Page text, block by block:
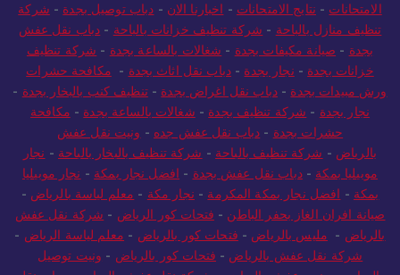
الامتحانات - نتايج الامتحانات - اخبارنا الان - دباب توصيل بجدة - شركة
تنظيف منازل بالباحة - شركة تنظيف خزانات بالباحة - دباب نقل عفش
بجدة - صيانة مكيفات بجدة - شغالات بالساعة بجدة - شركة تنظيف
خزانات بجدة - نجار بجدة - دباب نقل اثاث بجدة - مكافحة حشرات
ورش مبيدات بجدة -دباب نقل اغراض بجدة -تنظيف كنب بالبخار بجدة -
نجار بجدة - شركة تنظيف بجدة - شغالات بالساعة بجدة - مكافحة
حشرات بجدة - دباب نقل عفش جده - ونيت نقل عفش
بالرياض - شركة تنظيف بالباحة - شركة تنظيف بالبخار بالباحة - نجار
موبيليا بمكة -دباب نقل عفش بجدة - افضل نجار بمكة - نجار موبيليا
بمكة - افضل نجار بمكة المكرمة - نجار مكة - معلم لياسة بالرياض -
صيانة افران الغاز بحفر الباطن - فتحات كور الرياض - شركة نقل عفش
بالرياض - مليس بالرياض - فتحات كور بالرياض - معلم لياسة الرياض -
شركة نقل عفش بالرياض - فتحات كور بالرياض - ونيت توصيل